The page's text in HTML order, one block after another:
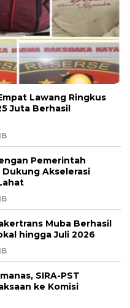
Lawang Ringkus
Juta Berhasil
Pemerintah
Dukung Akselerasi
Muba Berhasil
hingga Juli 2026
SIRA-PST
ke Komisi